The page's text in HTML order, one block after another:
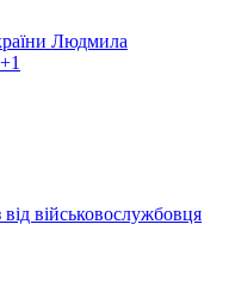
Людмила
військовослужбовця